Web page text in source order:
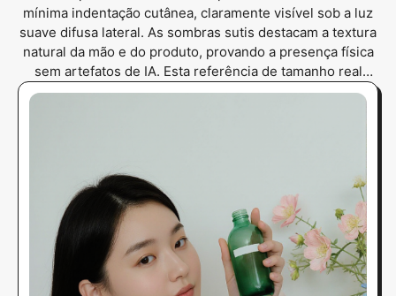
mínima indentação cutânea, claramente visível sob a luz
suave difusa lateral. As sombras sutis destacam a textura
natural da mão e do produto, provando a presença física
sem artefatos de IA. Esta referência de tamanho real
garante confiança na qualidade elevada do ativo.